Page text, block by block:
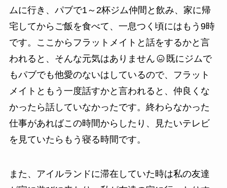
ムに行き、パブで1～2杯ジム仲間と飲み、家に帰
宅してからご飯を食べて、一息つく頃にはもう9時
です。ここからフラットメイトと話をするかと言
われると、そんな元気はありません
既にジムで
もパブでも他愛のないはしているので、フラット
メイトともう一度話すかと言われると、仲良くな
かったら話していなかったです。終わらなかった
仕事があればこの時間からしたり、見たいテレビ
を見ていたらもう寝る時間です。
また、アイルランドに滞在していた時は私の友達